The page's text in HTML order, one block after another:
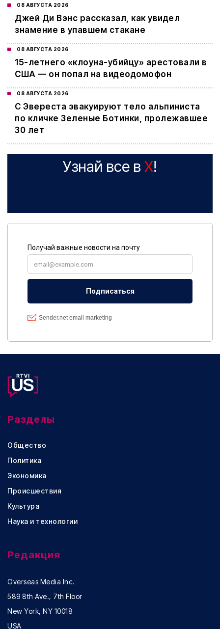
08 АВГУСТА 2026
Джей Ди Вэнс рассказал, как увидел
знамение в упавшем стакане
08 АВГУСТА 2026
15-летнего «клоуна-убийцу» арестовали в
США — он попал на видеодомофон
08 АВГУСТА 2026
С Эвереста эвакуируют тело альпиниста
по кличке Зеленые Ботинки, пролежавшее
30 лет
Узнай все в X!
Разделы
Общество
Политика
Экономика
Происшествия
Культура
Наука и технологии
Редакция
Overseas Media Inc.
589 8th Ave., 7th Floor
New York, NY 10018
USA